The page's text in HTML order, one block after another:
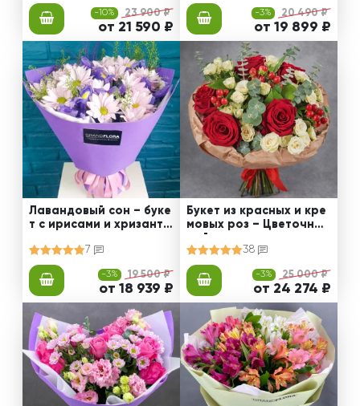
-10% 23 900 ₽
от 21 590 ₽
-3% 20 490 ₽
от 19 899 ₽
Лавандовый сон – буке
т с ирисами и хризанте
7
-3% 19 500 ₽
от 18 939 ₽
Букет из красных и кре
мовых роз – Цветочный
38
-3% 25 000 ₽
от 24 274 ₽